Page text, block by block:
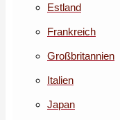
Estland
Frankreich
Großbritannien
Italien
Japan